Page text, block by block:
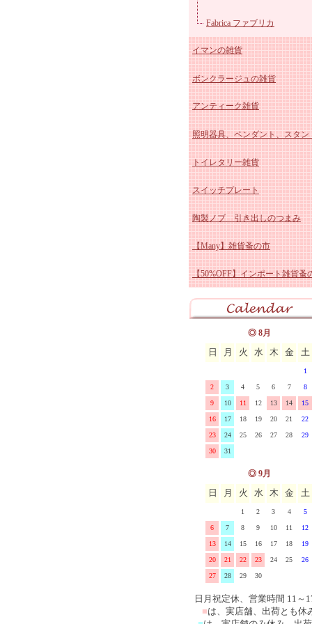
マニー クリスマス陶器
マニー ペイザージュ・ア
ローズ
マニー ブルーミングガーデ
マニーレコルトシリーズ
マニー プロヴァンス
マニー チェリーシリーズ
マニー デイジー陶磁器&
ス
マニー クリサンテーム
マニーポショアール・ド・
ーズ
マニー エルブシリーズ
マニー ヴィオレ 陶器、
マニー ブロドリー(刺繍)シ
ーズ
マニー エンボス&レース
マニー シャンドファミーユ
マニー ベアシリーズ
マニー その他の陶器ガラス
マニー その他布製品
ユ
Fabrica ファブリカ
イマンの雑貨
イマン かほり 陶器、ホ
ー
イマン しおりシリーズ
イマンももかシリーズ
イマン ビビアン 陶器、
ロー
イマン スミレ 陶器、ホ
ー
イマン エマ 陶器、ホー
イマン プリンセスローズ
イマン ダイアナローズ
器、ホーロー
イマン イザベラ 陶器
イマン クラリス 陶器、ホ
ロー
イマン ローズバスケット
器、ホーロー
イマン ローレライ ガラス
イマンその他の雑貨
ボンクラージュの雑貨
アンティーク雑貨
アンティーク スージーク
ー
アンティーク ブルー&ホ
ト
アンティーク ホーロー雑
アンティーク 陶器雑貨
アンティーク その他
照明器具、ペンダント、スタン
トイレタリー雑貨
スイッチプレート
陶製ノブ 引き出しのつまみ
【Many】雑貨蚤の市
【50%OFF】インポート雑貨蚤
◎ 8月
日 月 火 水 木 金 土
1
2 3 4 5 6 7 8
9 10 11 12 13 14 15
16 17 18 19 20 21 22
23 24 25 26 27 28 29
30 31
◎ 9月
日 月 火 水 木 金 土
1 2 3 4 5
6 7 8 9 10 11 12
13 14 15 16 17 18 19
20 21 22 23 24 25 26
27 28 29 30
日月祝定休、営業時間 11～
■は、実店舗、出荷とも休